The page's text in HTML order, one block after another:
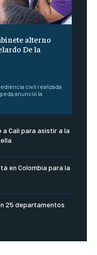
alterno
De la
civil realizada
anunció la
Cali para asistir a la
en Colombia para la
25 departamentos